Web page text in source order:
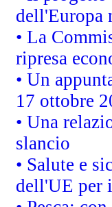
dell'Europa
• La
ripresa
• Un
17 ottobre
• Una
slancio
• Salute e
dell'UE per